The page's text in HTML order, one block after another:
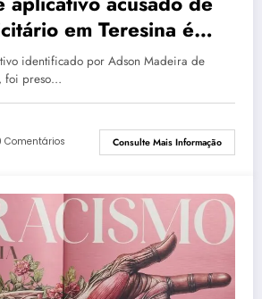
em Teresina é
identificado por Adson Madeira de
foi preso…
Comentários Consulte Mais Informação